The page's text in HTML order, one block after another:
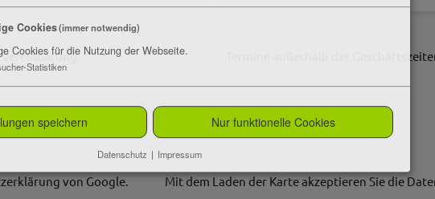
Termine außerhalb der
von Google. Mit dem Laden der Karte akzeptieren Sie die
Cookies(immer notwendig)
Cookies für die Nutzung der Webseite.
Statistiken
speichern Nur funktionelle Cookies
Datenschutz | Impressum